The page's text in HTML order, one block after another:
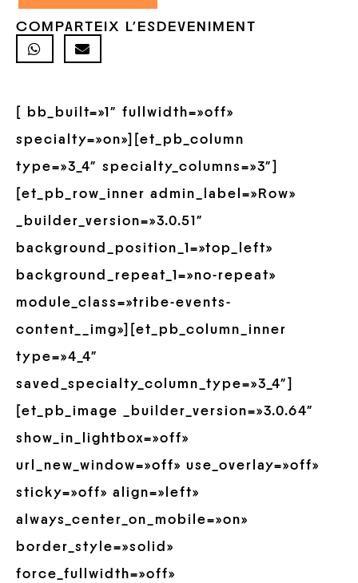
COMPARTEIX L'ESDEVENIMENT
[ bb_built=»1″ fullwidth=»off»
specialty=»on»][et_pb_column
type=»3_4″ specialty_columns=»3″]
[et_pb_row_inner admin_label=»Row»
_builder_version=»3.0.51″
background_position_1=»top_left»
background_repeat_1=»no-repeat»
module_class=»tribe-events-
content__img»][et_pb_column_inner
type=»4_4″
saved_specialty_column_type=»3_4″]
[et_pb_image _builder_version=»3.0.64″
show_in_lightbox=»off»
url_new_window=»off» use_overlay=»off»
sticky=»off» align=»left»
always_center_on_mobile=»on»
border_style=»solid»
force_fullwidth=»off»